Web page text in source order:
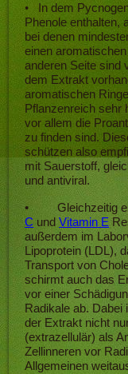
•
In dem
Phenole enthalten,
bei denen
einen
anderen Seite sind
dem Extrakt
aromatischen
Pflanzenreich sehr
vor allem die
zu finden sind.
schützen also
mit Sauerstoff,
und antiviral.
•Gleichzeitig
C undVitamin E
außerdem im
Lipoprotein (LDL),
Transport von
schirmt auch das
vor einer
Radikale ab. Dabei
der Extrakt nicht
(extrazellulär) als
Zellinneren vor
Allgemeinen